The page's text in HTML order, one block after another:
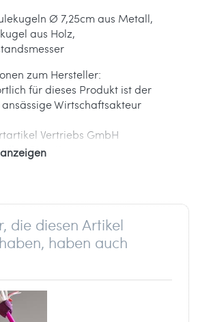
Ø 7,25cm aus Metall,
aus Holz,
zum Hersteller:
für dieses Produkt ist der
ansässige Wirtschaftsakteur
Vertriebs GmbH
Ring 11
sport.de
die diesen Artikel
haben auch